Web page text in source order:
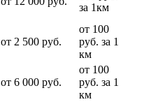
за 1км
от 2 500 руб.
от 100
руб. за 1
км
от 6 000 руб.
от 100
руб. за 1
км